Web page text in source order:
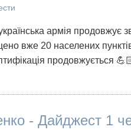
армія продовжує
вже 20 населених
продовжується
- Дайджест 1